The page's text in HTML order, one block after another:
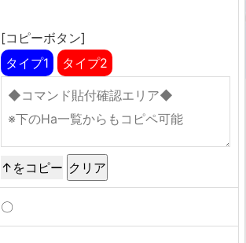
[コピーボタン]
タイプ1
タイプ2
↑をコピー
〇